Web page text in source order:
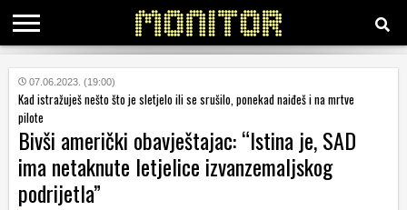
KATEGORIJE
HRVATSKI
WEB
07.06.2023. (19:00)
Kad istražuješ nešto što je sletjelo ili se srušilo, ponekad naiđeš i na mrtve
pilote
Bivši američki obavještajac: “Istina je, SAD
ima netaknute letjelice izvanzemaljskog
podrijetla”